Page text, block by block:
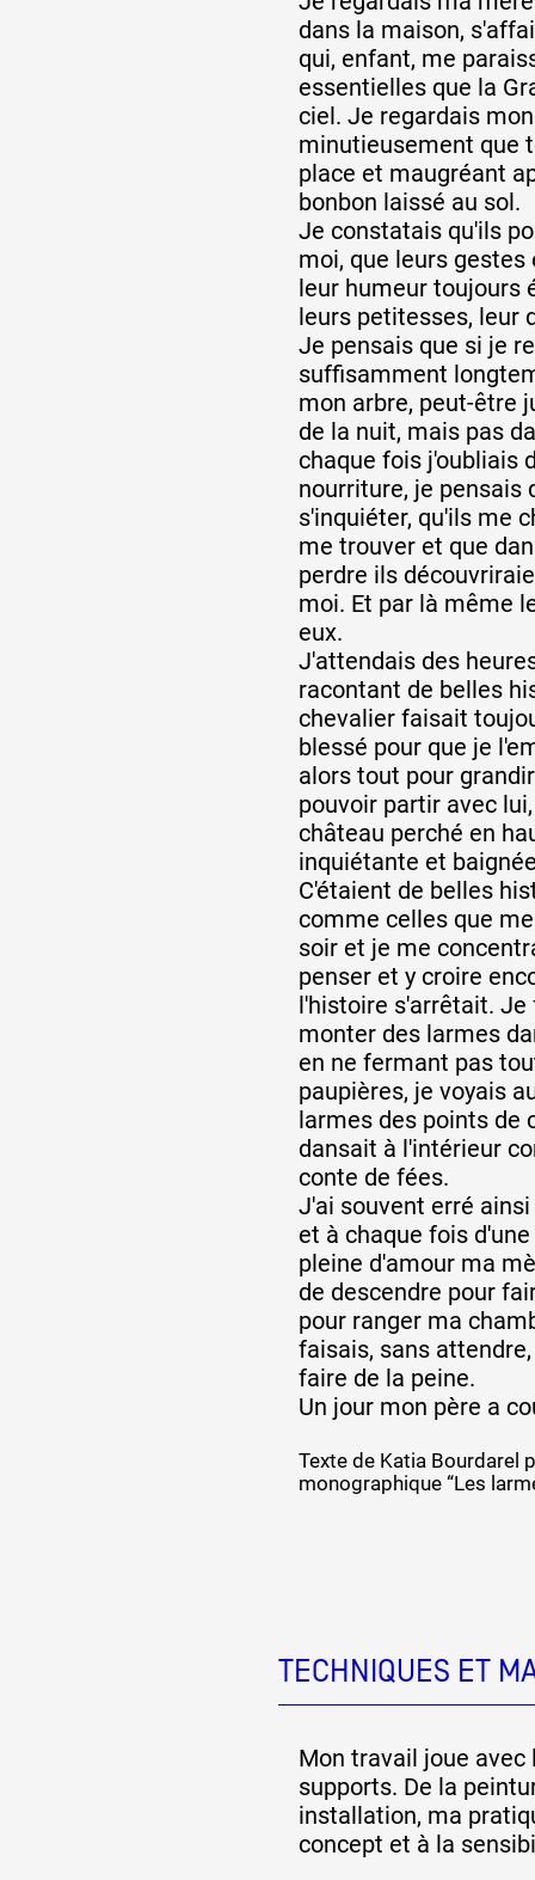
dans la maison,
qui, enfant, me
essentielles que la
ciel. Je regardais
minutieusement que
place et maugréant
bonbon laissé au sol.
Je constatais qu'ils
moi, que leurs
leur humeur toujours
leurs petitesses, leur
Je pensais que si je
suffisamment
mon arbre, peut-être
de la nuit, mais pas
chaque fois j'oubliais
nourriture, je pensais
s'inquiéter, qu'ils me
me trouver et que
perdre ils
moi. Et par là même
eux.
J'attendais des
racontant de belles
chevalier faisait
blessé pour que je
alors tout pour
pouvoir partir avec
château perché en
inquiétante et
C'étaient de belles
comme celles que
soir et je me
penser et y croire
l'histoire s'arrêtait. Je
monter des larmes
en ne fermant pas
paupières, je voyais
larmes des points de
dansait à l'intérieur
conte de fées.
J'ai souvent erré
et à chaque fois
pleine d'amour ma
de descendre pour
pour ranger ma
faisais, sans
faire de la peine.
Un jour mon père a
Texte de Katia Bourdarel
monographique “Les
TECHNIQUES ET
Mon travail joue avec
supports. De la
installation, ma
concept et à la